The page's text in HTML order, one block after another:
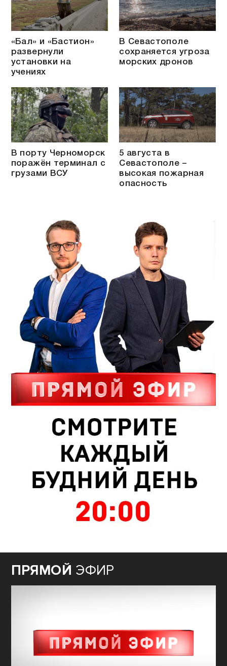
«Бал» и «Бастион»
развернули
установки на
учениях
В Севастополе
сохраняется угроза
морских дронов
В порту Черноморск
поражён терминал с
грузами ВСУ
5 августа в
Севастополе –
высокая пожарная
опасность
ПРЯМОЙ ЭФИР